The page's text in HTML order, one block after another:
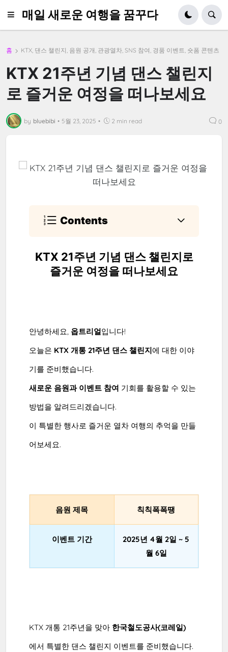
매일 새로운 여행을 꿈꾸다
홈 KTX, 댄스 챌린지, 음원 공개, 관광열차, SNS 참여, 경품 이벤트, 숏폼 콘텐츠
KTX 21주년 기념 댄스 챌린지
로 즐거운 여정을 떠나보세요
by bluebibi • 5월 23, 2025 • 2 min read 0
Contents
KTX 21주년 기념 댄스 챌린지로
즐거운 여정을 떠나보세요
안녕하세요, 옵트리얼입니다!
오늘은 KTX 개통 21주년 댄스 챌린지에 대한 이야
기를 준비했습니다.
새로운 음원과 이벤트 참여 기회를 활용할 수 있는
방법을 알려드리겠습니다.
이 특별한 행사로 즐거운 열차 여행의 추억을 만들
어보세요.
음원 제목 칙칙폭폭땡
이벤트 기간
2025년 4월 2일 ~ 5
월 6일
KTX 개통 21주년을 맞아 한국철도공사(코레일)
에서 특별한 댄스 챌린지 이벤트를 준비했습니다.